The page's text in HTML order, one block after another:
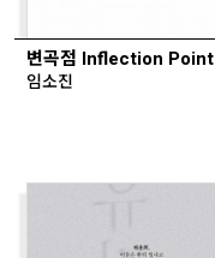
변곡점 Inflection Point
임소진